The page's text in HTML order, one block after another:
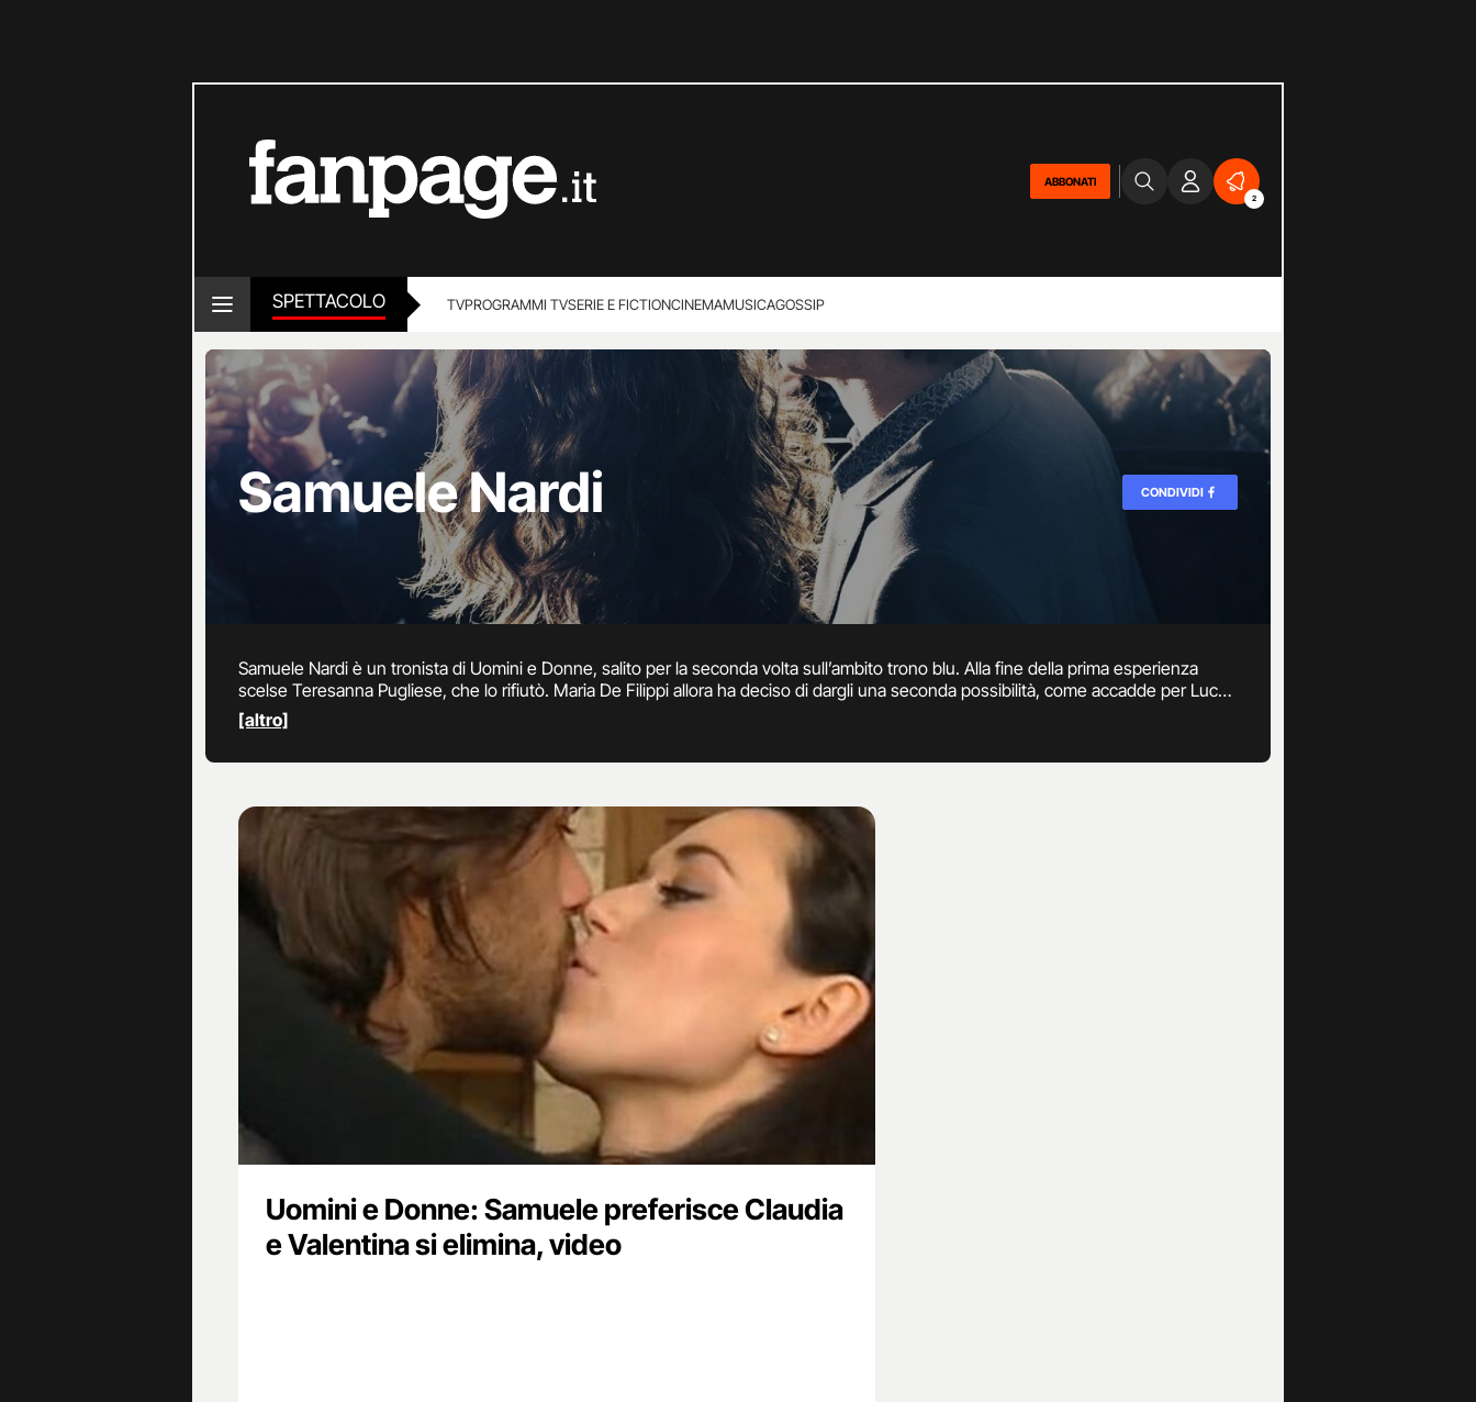
ABBONATI
2
SPETTACOLO TVPROGRAMMI TVSERIE E FICTIONCINEMAMUSICAGOSSIP
Samuele Nardi CONDIVIDI
Samuele Nardi è un tronista di Uomini e Donne, salito per la seconda volta sull’ambito trono blu. Alla fine della prima esperienza
scelse Teresanna Pugliese, che lo rifiutò. Maria De Filippi allora ha deciso di dargli una seconda possibilità, come accadde per Luca
Dorigo, e l’ha riammesso da settembre 2010.
[altro]
Uomini e Donne: Samuele preferisce Claudia
e Valentina si elimina, video